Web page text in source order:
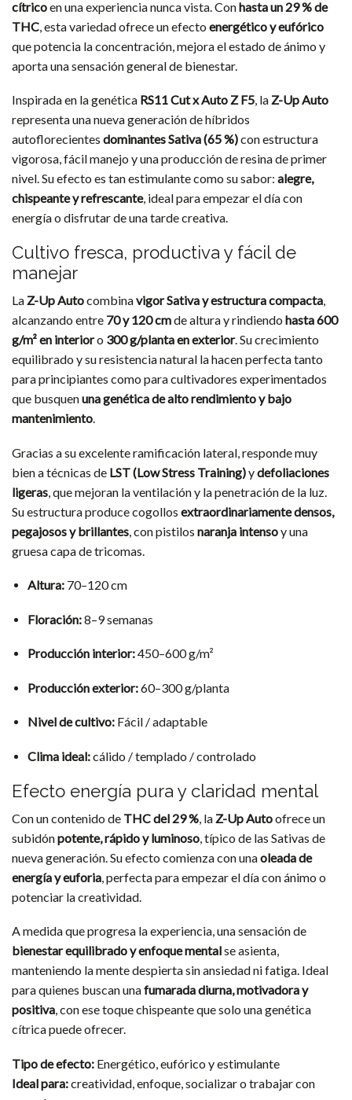
cítricoen una experiencia nunca vista. Conhasta un 29 % de
THC , esta variedad ofrece un efecto energético y eufórico
que potencia la concentración, mejora el estado de ánimo y
aporta una sensación general de bienestar.
Inspirada en la genética RS11 Cut x Auto Z F5, laZ-Up Auto
representa una nueva generación de híbridos
autoflorecientes dominantes Sativa (65 %)con estructura
vigorosa, fácil manejo y una producción de resina de primer
nivel. Su efecto es tan estimulante como su sabor: alegre,
chispeante y refrescante, ideal para empezar el día con
energía o disfrutar de una tarde creativa.
Cultivo fresca, productiva y fácil de
manejar
LaZ-Up Autocombinavigor Sativa y estructura compacta,
alcanzando entre 70 y 120 cmde altura y rindiendo hasta 600
g/m² en interioro 300 g/planta en exterior. Su crecimiento
equilibrado y su resistencia natural la hacen perfecta tanto
para principiantes como para cultivadores experimentados
que busquenuna genética de alto rendimiento y bajo
mantenimiento.
Gracias a su excelente ramificación lateral, responde muy
bien a técnicas de LST (Low Stress Training)ydefoliaciones
ligeras , que mejoran la ventilación y la penetración de la luz.
Su estructura produce cogollos extraordinariamente densos,
pegajosos y brillantes , con pistilos naranja intensoy una
gruesa capa de tricomas.
Altura: 70–120 cm
Floración:8–9 semanas
Producción interior:450–600 g/m²
Producción exterior:60–300 g/planta
Nivel de cultivo: Fácil / adaptable
Clima ideal:cálido / templado / controlado
Efecto energía pura y claridad mental
Con un contenido de THC del 29 % , la Z-Up Autoofrece un
subidónpotente, rápido y luminoso , típico de las Sativas de
nueva generación. Su efecto comienza con unaoleada de
energía y euforia , perfecta para empezar el día con ánimo o
potenciar la creatividad.
A medida que progresa la experiencia, una sensación de
bienestar equilibrado y enfoque mentalse asienta,
manteniendo la mente despierta sin ansiedad ni fatiga. Ideal
para quienes buscan unafumarada diurna, motivadora y
positiva, con ese toque chispeante que solo una genética
cítrica puede ofrecer.
Tipo de efecto: Energético, eufórico y estimulante
Ideal para:creatividad, enfoque, socializar o trabajar con